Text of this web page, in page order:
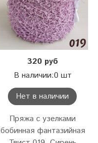
320 руб
В наличии:0 шт
Нет в наличии
Пряжа с узелками
бобинная фантазийная